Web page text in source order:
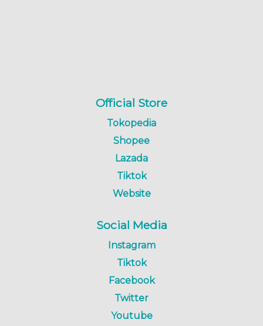
Official Store
Tokopedia
Shopee
Lazada
Tiktok
Website
Social Media
Instagram
Tiktok
Facebook
Twitter
Youtube